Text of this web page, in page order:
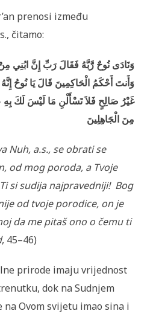
prenosi između
či­tamo:
وَنَادَى نُوحٌ رَّبَّهُ فَقَالَ رَبِّ إِنَّ ابُنِي
وَأَنتَ أَحْكَمُ الْحَاكِمِينَ قَالَ يَا نُوحُ
غَيْرُ صَالِحٍ فَلاَ تَسْأَلْنِ مَا لَيْسَ لَكَ
مِنَ الْجَاهِلِينَ
Nuh, a.s., se obrati se
od mog poroda, a Tvoje
si sudija najpravedniji! Bog
od tvoje porodice, on je
da me pitaš ono o čemu ti
, 45–46)
prirode imaju vrijednost
dok na Sudnjem
na Ovom svijetu imao sina i